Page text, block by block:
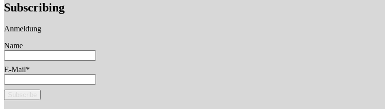
Subscribing
Anmeldung
Name
E-Mail*